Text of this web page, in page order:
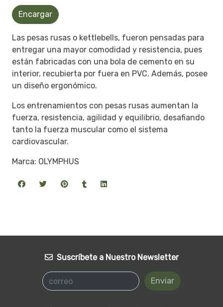
Encargar
Las pesas rusas o kettlebells, fueron pensadas para
entregar una mayor comodidad y resistencia, pues
están fabricadas con una bola de cemento en su
interior, recubierta por fuera en PVC. Además, posee
un diseño ergonómico.
Los entrenamientos con pesas rusas aumentan la
fuerza, resistencia, agilidad y equilibrio, desafiando
tanto la fuerza muscular como el sistema
cardiovascular.
Marca: OLYMPHUS
Suscríbete a Nuestro Newsletter
Enviar